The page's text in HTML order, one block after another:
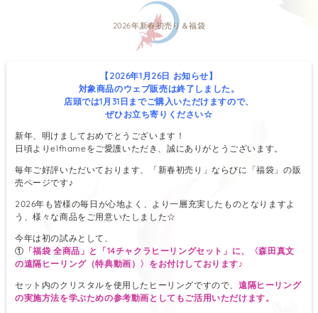
2026年新春初売り＆福袋
【2026年1月26日 お知らせ】
対象商品のウェブ販売は終了しました。
店頭では1月31日までご購入いただけますので、
ぜひお立ち寄りください☆
新年、明けましておめでとうございます！
日頃よりelfhameをご愛護いただき、誠にありがとうございます。
毎年ご好評いただいております、「新春初売り」ならびに「福袋」の販
売ページです♪
2026年も皆様の毎日が心地よく、より一層充実したものとなりますよ
う、様々な商品をご用意いたしました☆
今年は初の試みとして、
① 「福袋 全商品」と「14チャクラヒーリングセット」に、〈森田真文
の遠隔ヒーリング（特典動画）〉をお付けしております♪
セット内のクリスタルを使用したヒーリングですので、 遠隔ヒーリング
の実施方法を学ぶための参考動画としてもご活用いただけます。